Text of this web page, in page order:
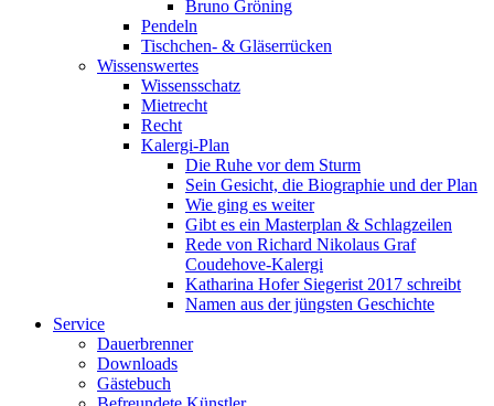
Bruno Gröning
Pendeln
Tischchen- & Gläserrücken
Wissenswertes
Wissensschatz
Mietrecht
Recht
Kalergi-Plan
Die Ruhe vor dem Sturm
Sein Gesicht, die Biographie und der Plan
Wie ging es weiter
Gibt es ein Masterplan & Schlagzeilen
Rede von Richard Nikolaus Graf
Coudehove-Kalergi
Katharina Hofer Siegerist 2017 schreibt
Namen aus der jüngsten Geschichte
Service
Dauerbrenner
Downloads
Gästebuch